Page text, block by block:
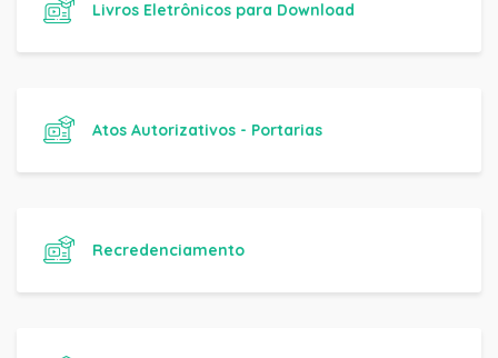
Livros Eletrônicos para Download
Atos Autorizativos - Portarias
Recredenciamento